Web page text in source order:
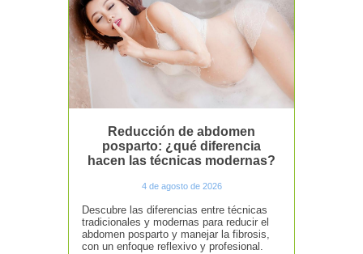
Reducción de abdomen
posparto: ¿qué diferencia
hacen las técnicas modernas?
4 de agosto de 2026
Descubre las diferencias entre técnicas
tradicionales y modernas para reducir el
abdomen posparto y manejar la fibrosis,
con un enfoque reflexivo y profesional.